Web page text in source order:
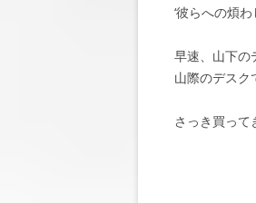
‘彼らへの煩
早速、山下の
山際のデスク
さっき買って